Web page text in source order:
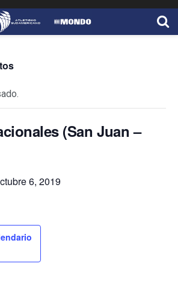
(San Juan –
6, 2019